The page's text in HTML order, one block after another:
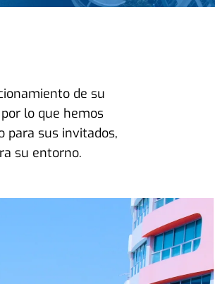
de su
lo que hemos
para sus invitados,
su entorno.